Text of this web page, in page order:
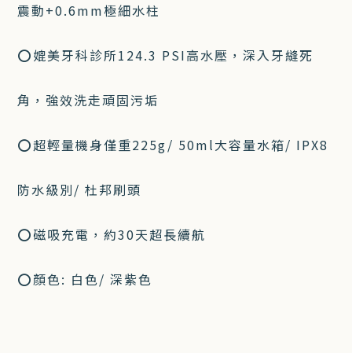
震動+0.6mm極細水柱
⭕媲美牙科診所124.3 PSI高水壓，深入牙縫死
角，強效洗走頑固污垢
⭕超輕量機身僅重225g/ 50ml大容量水箱/ IPX8
防水級別/ 杜邦刷頭
⭕磁吸充電，約30天超長續航
⭕顏色: 白色/ 深紫色